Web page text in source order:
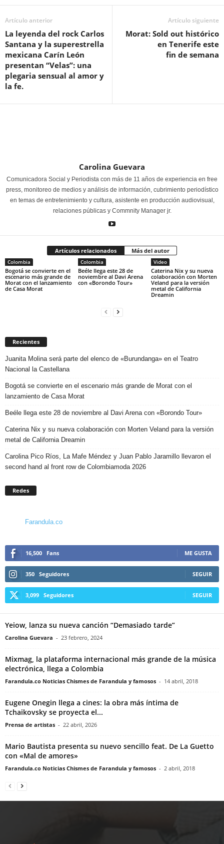
Artículo anterior
La leyenda del rock Carlos
Santana y la superestrella
mexicana Carín León
presentan “Velas”: una
plegaria sensual al amor y
la fe.
Artículo siguiente
Morat: Sold out histórico
en Tenerife este
fin de semana
Carolina Guevara
Comunicadora Social y Periodista con más de 11 años de experiencia en free
press, monitoreo de medios y análisis de información, cubrimiento periodístico
en temas de entretenimiento y cultura, asistente en producción audiovisual,
relaciones públicas y Commnity Manager jr.
Artículos relacionados Más del autor
Colombia
Bogotá se convierte en el
escenario más grande de
Morat con el lanzamiento
de Casa Morat
Colombia
Beéle llega este 28 de
noviembre al Davi Arena
con «Borondo Tour»
Video
Caterina Nix y su nueva
colaboración con Morten
Veland para la versión
metal de California
Dreamin
Recientes
Juanita Molina será parte del elenco de «Burundanga» en el Teatro
Nacional la Castellana
Bogotá se convierte en el escenario más grande de Morat con el
lanzamiento de Casa Morat
Beéle llega este 28 de noviembre al Davi Arena con «Borondo Tour»
Caterina Nix y su nueva colaboración con Morten Veland para la versión
metal de California Dreamin
Carolina Pico Ríos, La Mafe Méndez y Juan Pablo Jaramillo llevaron el
second hand al front row de Colombiamoda 2026
Redes
Farandula.co
16,500 Fans ME GUSTA
350 Seguidores SEGUIR
3,099 Seguidores SEGUIR
Yeiow, lanza su nueva canción “Demasiado tarde”
Carolina Guevara - 23 febrero, 2024
Mixmag, la plataforma internacional más grande de la música
electrónica, llega a Colombia
Farandula.co Noticias Chismes de Farandula y famosos - 14 abril, 2018
Eugene Onegin llega a cines: la obra más íntima de
Tchaikovsky se proyecta el...
Prensa de artistas - 22 abril, 2026
Mario Bautista presenta su nuevo sencillo feat. De La Guetto
con «Mal de amores»
Farandula.co Noticias Chismes de Farandula y famosos - 2 abril, 2018